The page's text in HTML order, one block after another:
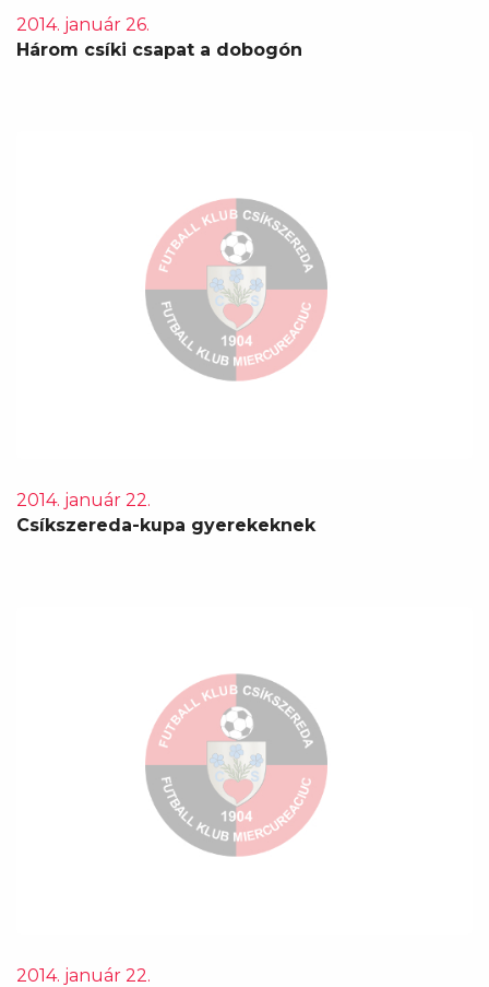
2014. január 26.
Három csíki csapat a dobogón
2014. január 22.
Csíkszereda-kupa gyerekeknek
2014. január 22.